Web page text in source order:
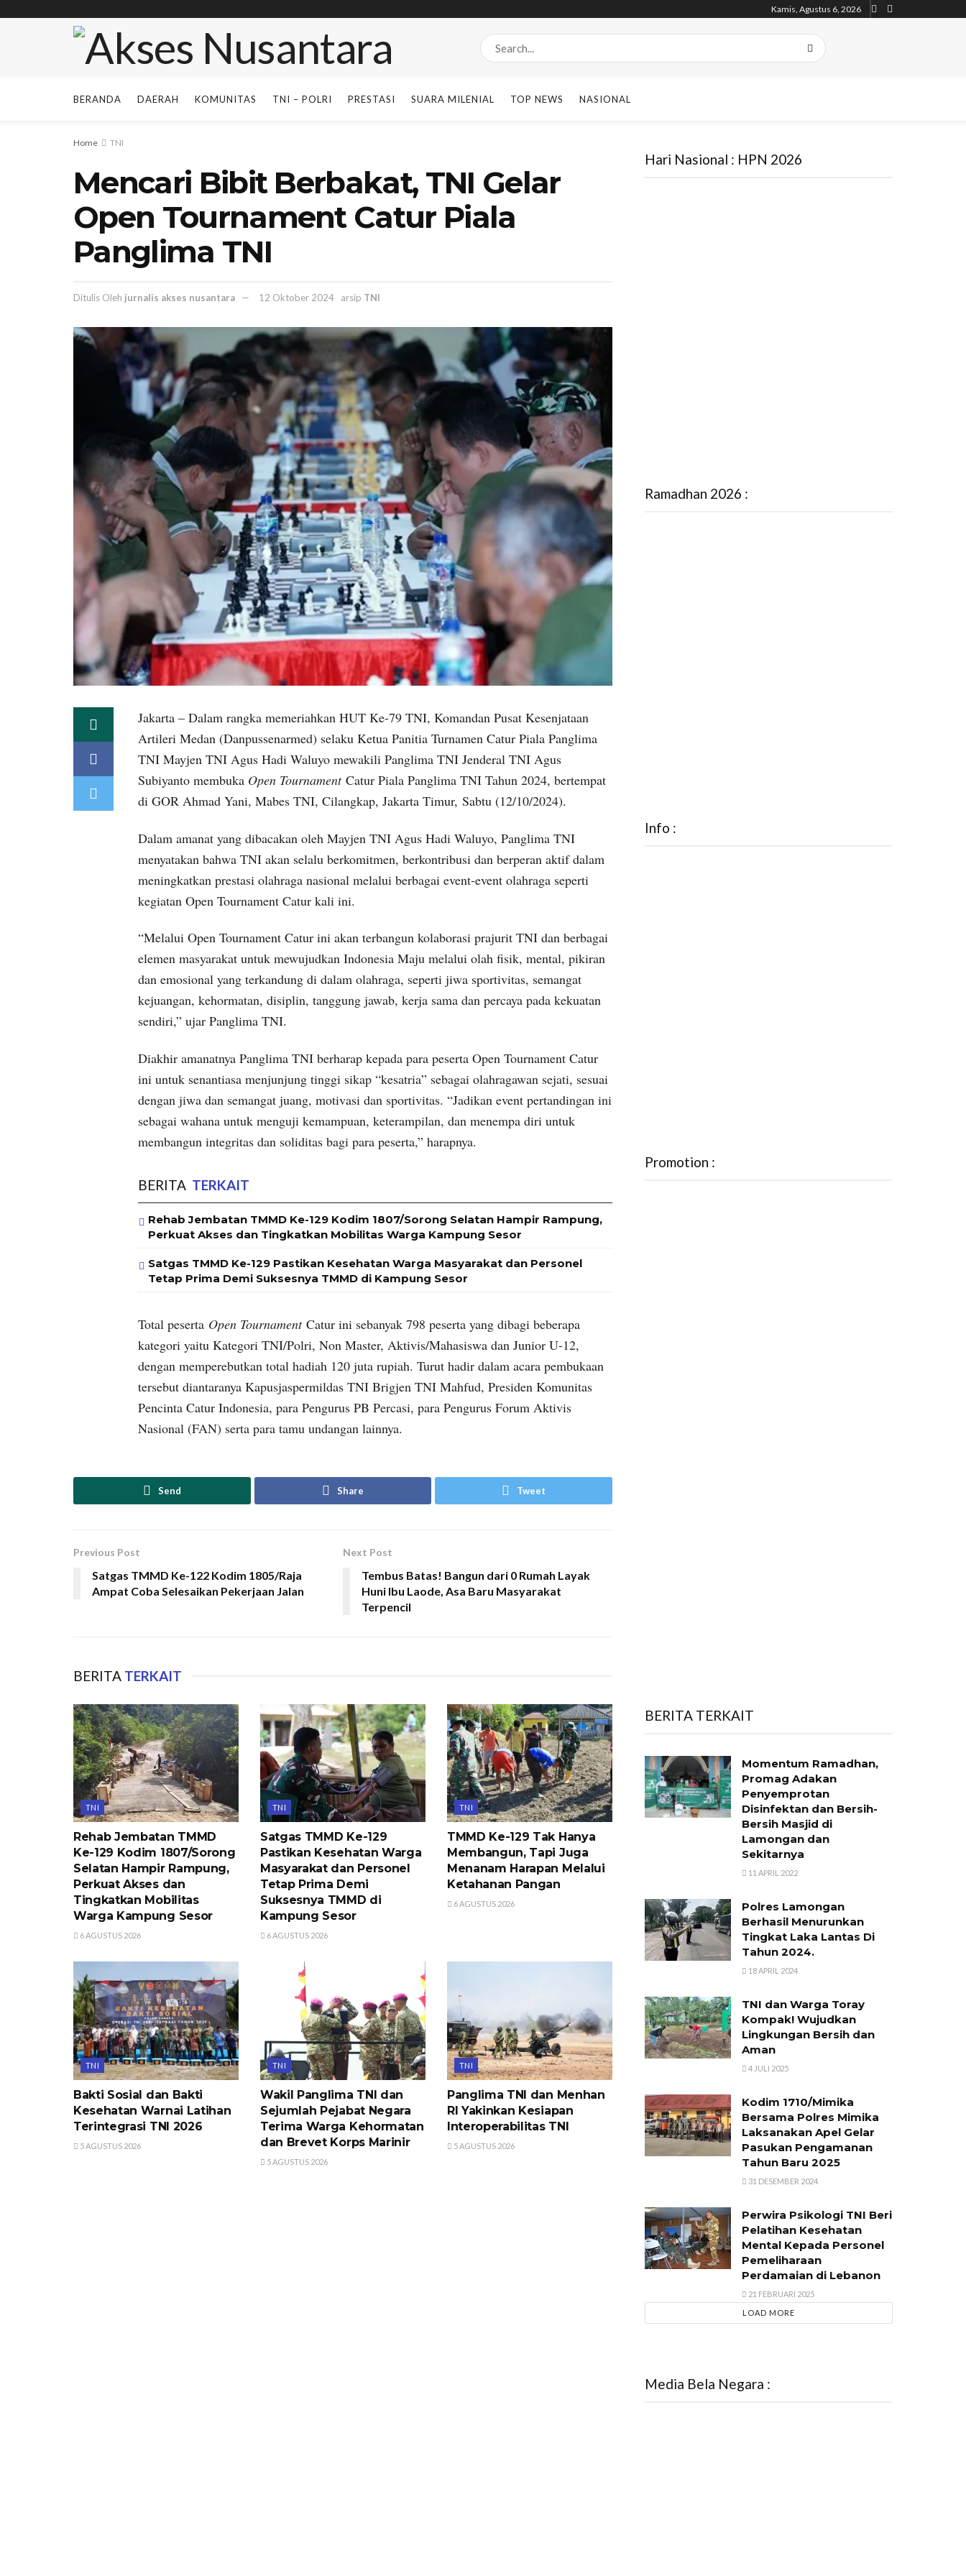
Kamis, Agustus 6, 2026
BERANDA DAERAH KOMUNITAS TNI – POLRI PRESTASI SUARA MILENIAL TOP NEWS NASIONAL
Home TNI
Mencari Bibit Berbakat, TNI Gelar
Open Tournament Catur Piala
Panglima TNI
Ditulis Oleh jurnalis akses nusantara 12 Oktober 2024 arsip TNI
Jakarta – Dalam rangka memeriahkan HUT Ke-79 TNI, Komandan Pusat Kesenjataan
Artileri Medan (Danpussenarmed) selaku Ketua Panitia Turnamen Catur Piala Panglima
TNI Mayjen TNI Agus Hadi Waluyo mewakili Panglima TNI Jenderal TNI Agus
Subiyanto membuka Open Tournament Catur Piala Panglima TNI Tahun 2024, bertempat
di GOR Ahmad Yani, Mabes TNI, Cilangkap, Jakarta Timur, Sabtu (12/10/2024).
Dalam amanat yang dibacakan oleh Mayjen TNI Agus Hadi Waluyo, Panglima TNI
menyatakan bahwa TNI akan selalu berkomitmen, berkontribusi dan berperan aktif dalam
meningkatkan prestasi olahraga nasional melalui berbagai event-event olahraga seperti
kegiatan Open Tournament Catur kali ini.
“Melalui Open Tournament Catur ini akan terbangun kolaborasi prajurit TNI dan berbagai
elemen masyarakat untuk mewujudkan Indonesia Maju melalui olah fisik, mental, pikiran
dan emosional yang terkandung di dalam olahraga, seperti jiwa sportivitas, semangat
kejuangan, kehormatan, disiplin, tanggung jawab, kerja sama dan percaya pada kekuatan
sendiri,” ujar Panglima TNI.
Diakhir amanatnya Panglima TNI berharap kepada para peserta Open Tournament Catur
ini untuk senantiasa menjunjung tinggi sikap “kesatria” sebagai olahragawan sejati, sesuai
dengan jiwa dan semangat juang, motivasi dan sportivitas. “Jadikan event pertandingan ini
sebagai wahana untuk menguji kemampuan, keterampilan, dan menempa diri untuk
membangun integritas dan soliditas bagi para peserta,” harapnya.
BERITA TERKAIT
Rehab Jembatan TMMD Ke-129 Kodim 1807/Sorong Selatan Hampir Rampung,
Perkuat Akses dan Tingkatkan Mobilitas Warga Kampung Sesor
Satgas TMMD Ke-129 Pastikan Kesehatan Warga Masyarakat dan Personel
Tetap Prima Demi Suksesnya TMMD di Kampung Sesor
Total peserta Open TournamentCatur ini sebanyak 798 peserta yang dibagi beberapa
kategori yaitu Kategori TNI/Polri, Non Master, Aktivis/Mahasiswa dan Junior U-12,
dengan memperebutkan total hadiah 120 juta rupiah. Turut hadir dalam acara pembukaan
tersebut diantaranya Kapusjaspermildas TNI Brigjen TNI Mahfud, Presiden Komunitas
Pencinta Catur Indonesia, para Pengurus PB Percasi, para Pengurus Forum Aktivis
Nasional (FAN) serta para tamu undangan lainnya.
Send Share Tweet
Previous Post
Satgas TMMD Ke-122 Kodim 1805/Raja
Ampat Coba Selesaikan Pekerjaan Jalan
Next Post
Tembus Batas! Bangun dari 0 Rumah Layak
Huni Ibu Laode, Asa Baru Masyarakat
Terpencil
BERITA TERKAIT
TNI
Rehab Jembatan TMMD
Ke-129 Kodim 1807/Sorong
Selatan Hampir Rampung,
Perkuat Akses dan
Tingkatkan Mobilitas
Warga Kampung Sesor
6 AGUSTUS 2026
TNI
Satgas TMMD Ke-129
Pastikan Kesehatan Warga
Masyarakat dan Personel
Tetap Prima Demi
Suksesnya TMMD di
Kampung Sesor
6 AGUSTUS 2026
TNI
TMMD Ke-129 Tak Hanya
Membangun, Tapi Juga
Menanam Harapan Melalui
Ketahanan Pangan
6 AGUSTUS 2026
TNI
Bakti Sosial dan Bakti
Kesehatan Warnai Latihan
Terintegrasi TNI 2026
5 AGUSTUS 2026
TNI
Wakil Panglima TNI dan
Sejumlah Pejabat Negara
Terima Warga Kehormatan
dan Brevet Korps Marinir
5 AGUSTUS 2026
TNI
Panglima TNI dan Menhan
RI Yakinkan Kesiapan
Interoperabilitas TNI
5 AGUSTUS 2026
Hari Nasional : HPN 2026
Ramadhan 2026 :
Info :
Promotion :
BERITA TERKAIT
Momentum Ramadhan,
Promag Adakan
Penyemprotan
Disinfektan dan Bersih-
Bersih Masjid di
Lamongan dan
Sekitarnya
11 APRIL 2022
Polres Lamongan
Berhasil Menurunkan
Tingkat Laka Lantas Di
Tahun 2024.
18 APRIL 2024
TNI dan Warga Toray
Kompak! Wujudkan
Lingkungan Bersih dan
Aman
4 JULI 2025
Kodim 1710/Mimika
Bersama Polres Mimika
Laksanakan Apel Gelar
Pasukan Pengamanan
Tahun Baru 2025
31 DESEMBER 2024
Perwira Psikologi TNI Beri
Pelatihan Kesehatan
Mental Kepada Personel
Pemeliharaan
Perdamaian di Lebanon
21 FEBRUARI 2025
LOAD MORE
Media Bela Negara :